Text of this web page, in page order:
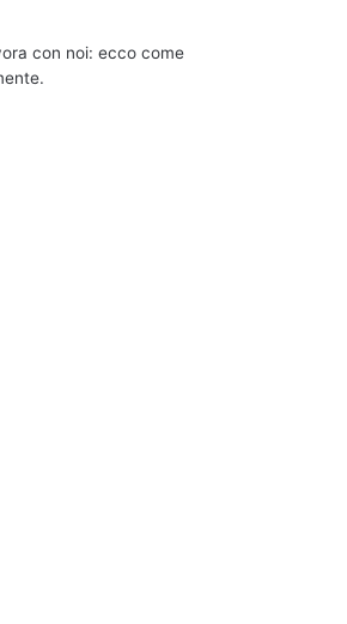
con noi: ecco come